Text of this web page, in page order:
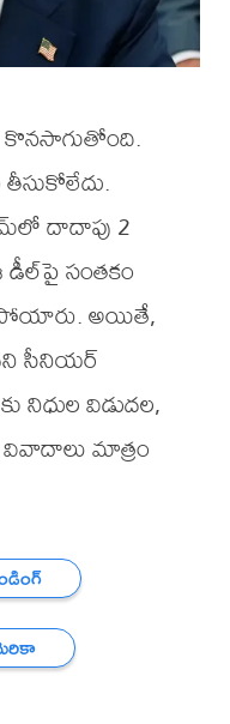
కొనసాగుతోంది.
దాదాపు 2
డీల్‌పై సంతకం
అయితే,
సీనియర్‌
నిధుల విడుదల,
వివాదాలు మాత్రం